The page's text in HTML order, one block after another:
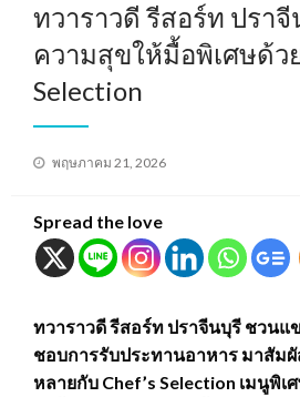
ทวาราวดี รีสอร์ท ปรา
ความสุขให้มื้อพิเศษด้ว
Selection
Posted
พฤษภาคม 21, 2026
Spread the love
ทวาราวดี รีสอร์ท ปราจีนบุรี ชวน
ชอบการรับประทานอาหาร มาสัม
หลายกับ Chef’s Selection เมนูพิ